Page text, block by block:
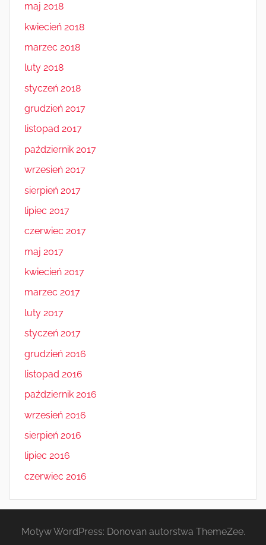
maj 2018
kwiecień 2018
marzec 2018
luty 2018
styczeń 2018
grudzień 2017
listopad 2017
październik 2017
wrzesień 2017
sierpień 2017
lipiec 2017
czerwiec 2017
maj 2017
kwiecień 2017
marzec 2017
luty 2017
styczeń 2017
grudzień 2016
listopad 2016
październik 2016
wrzesień 2016
sierpień 2016
lipiec 2016
czerwiec 2016
Motyw WordPress: Donovan autorstwa ThemeZee.